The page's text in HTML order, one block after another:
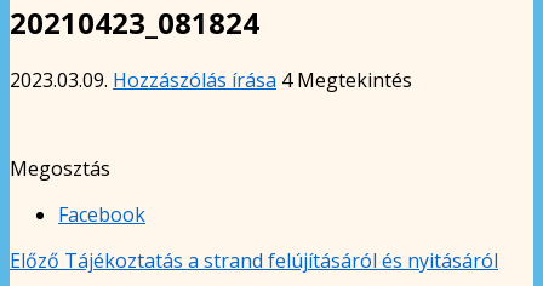
20210423_081824
2023.03.09. Hozzászólás írása 4 Megtekintés
Megosztás
Facebook
Előző Tájékoztatás a strand felújításáról és nyitásáról